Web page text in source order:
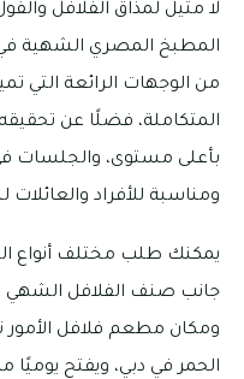
لا مثيل لمذاق الفلافل
المطبخ المصري الشهية
من الوجهات الرائعة التي
المتكاملة، فضلًا عن
بأعلى مستوى، والجلسات
ومناسبة للأفراد
يمكنك طلب مختلف أنواع
جانب صنف الفلافل الشهي